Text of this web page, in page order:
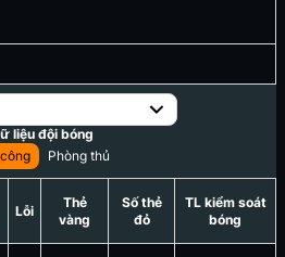
liệu đội bóng
Phòng thủ
Lỗi
Thẻ
vàng
Số thẻ
đỏ
TL kiểm soát
bóng